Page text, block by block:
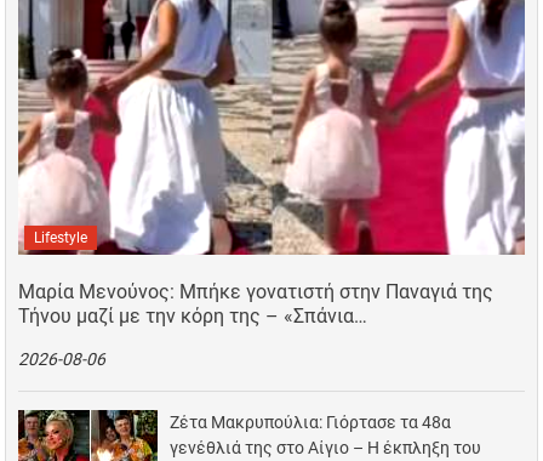
Lifestyle
Μαρία Μενούνος: Μπήκε γονατιστή στην Παναγιά της
Τήνου μαζί με την κόρη της – «Σπάνια…
2026-08-06
Ζέτα Μακρυπούλια: Γιόρτασε τα 48α
γενέθλιά της στο Αίγιο – Η έκπληξη του